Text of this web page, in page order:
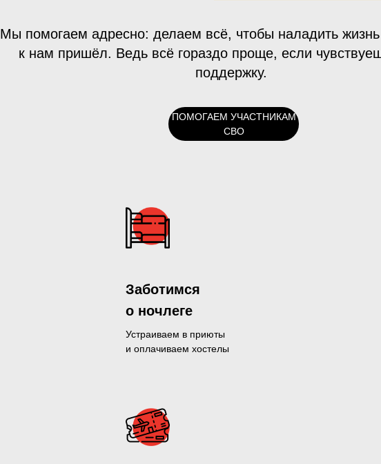
ПОМОГАЕМ УЧАСТНИКАМ
СВО
Мы помогаем адресно: делаем всё, чтобы наладить жизнь
к нам пришёл. Ведь всё гораздо проще, если
поддержку.
Устраиваем в приюты
и оплачиваем хостелы
Заботимся
о ночлеге